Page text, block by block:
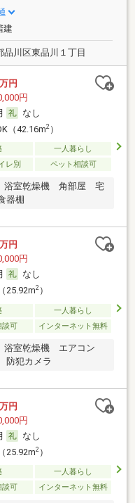
建
品川区東品川１丁目
万円
円
なし
（42.16m2）
一人暮らし
レ別 ペット相談可
室乾燥機 角部屋 宅
器棚
万円
円
なし
25.92m2）
一人暮らし
談可 インターネット無料
室乾燥機 エアコン
犯カメラ
万円
円
なし
25.92m2）
一人暮らし
談可 インターネット無料